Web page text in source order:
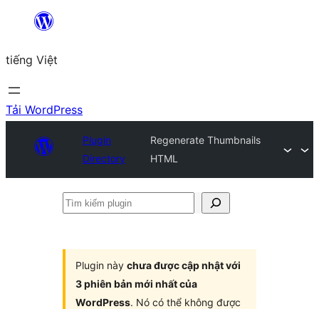
Chuyển
phần
nội
dung
tiếng Việt
Tải WordPress
Plugin
Directory
Regenerate Thumbnails
HTML
Tìm
Plugin này chưa được cập nhật với
3 phiên bản mới nhất của
WordPress. Nó có thể không được